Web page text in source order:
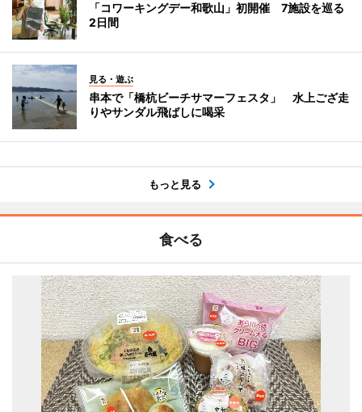
「コワーキングデー和歌山」初開催 7施設を巡る
2日間
見る・遊ぶ
串本で「橋杭ビーチサマーフェスタ」 水上ござ走
りやサンダル飛ばしに喝采
もっと見る
食べる